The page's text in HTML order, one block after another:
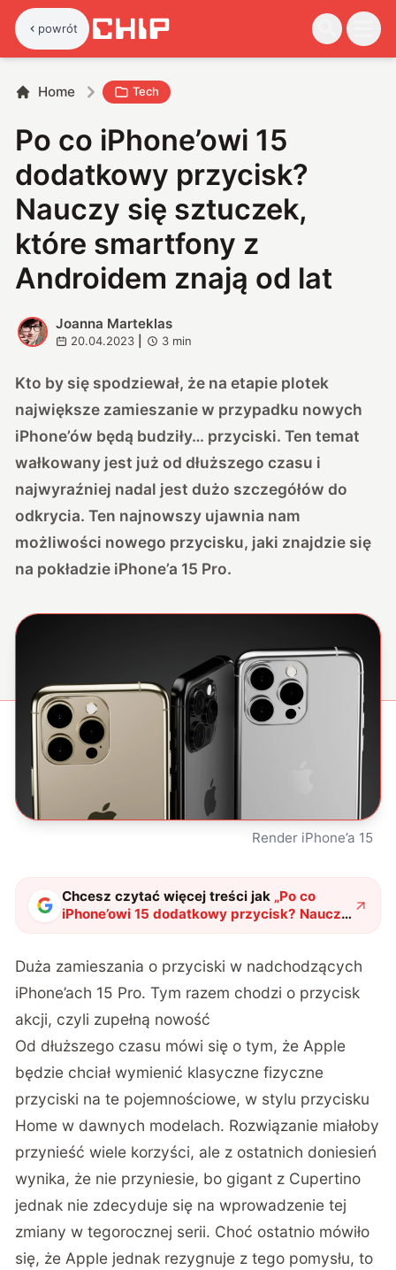
powrót
Home Tech
Po co iPhone’owi 15
dodatkowy przycisk?
Nauczy się sztuczek,
które smartfony z
Androidem znają od lat
J
Joanna Marteklas
20.04.2023 3 min
Kto by się spodziewał, że na etapie plotek
największe zamieszanie w przypadku nowych
iPhone’ów będą budziły… przyciski. Ten temat
wałkowany jest już od dłuższego czasu i
najwyraźniej nadal jest dużo szczegółów do
odkrycia. Ten najnowszy ujawnia nam
możliwości nowego przycisku, jaki znajdzie się
na pokładzie iPhone’a 15 Pro.
Render iPhone’a 15
Chcesz czytać więcej treści jak „Po co
iPhone’owi 15 dodatkowy przycisk? Nauczy
się sztuczek, które smartfony z Androidem
Duża zamieszania o przyciski w nadchodzących
iPhone’ach 15 Pro. Tym razem chodzi o przycisk
akcji, czyli zupełną nowość
Od dłuższego czasu mówi się o tym, że Apple
będzie chciał wymienić klasyczne fizyczne
przyciski na te pojemnościowe, w stylu przycisku
Home w dawnych modelach. Rozwiązanie miałoby
przynieść wiele korzyści, ale z ostatnich doniesień
wynika, że nie przyniesie, bo gigant z Cupertino
jednak nie zdecyduje się na wprowadzenie tej
zmiany w tegorocznej serii. Choć ostatnio mówiło
się, że Apple jednak rezygnuje z tego pomysłu, to